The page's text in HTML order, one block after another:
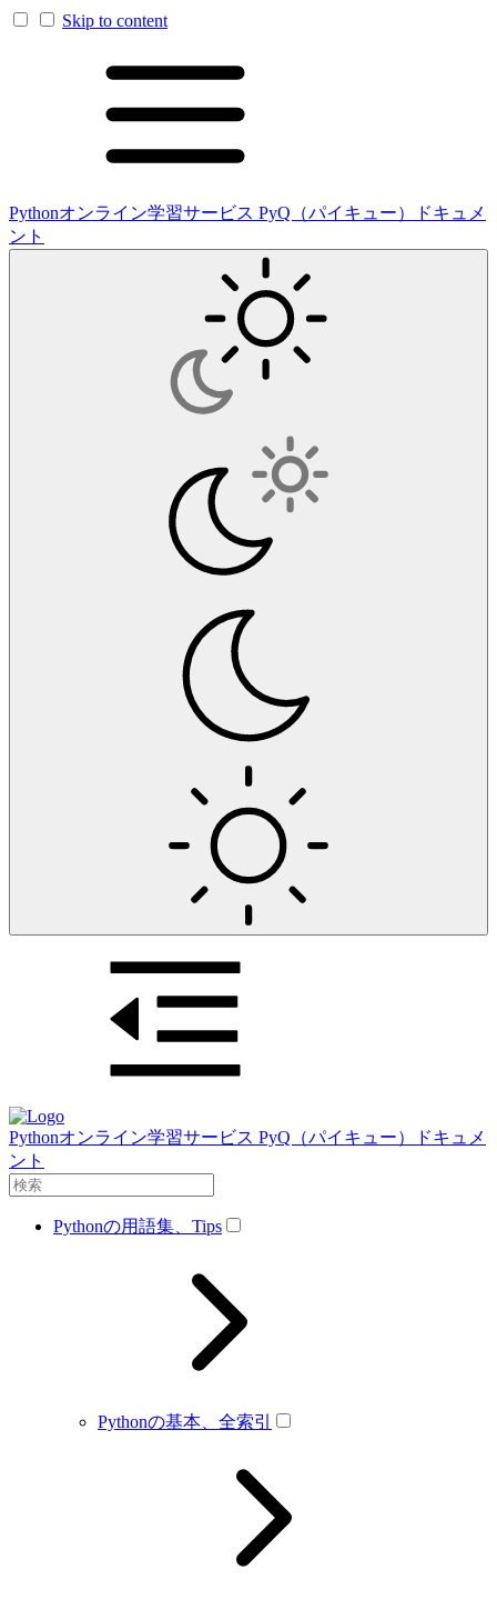
Skip to content
Pythonオンライン学習サービス PyQ（パイキュー）ドキュメ
ント
Pythonオンライン学習サービス PyQ（パイキュー）ドキュメ
ント
Pythonの用語集、Tips
Pythonの基本、全索引